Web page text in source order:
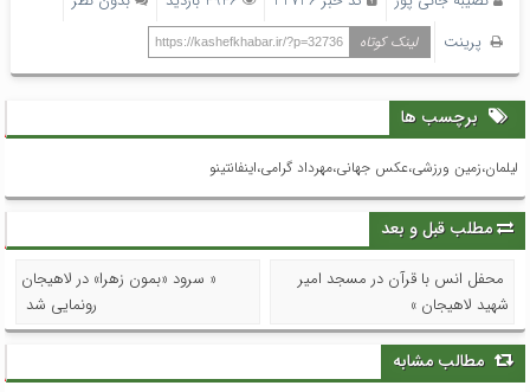
پرینت
لینک کوتاه https://kashefkhabar.ir/?p=32736
برچسب ها
لیلمان،زمین ورزشی،عکس جهانی،مهرداد گرامی،اینفانتینو
مطلب قبل و بعد
محفل انس با قرآن در مسجد امیر
شهید لاهیجان »
« سرود «بمون زهرا» در لاهیجان
رونمایی شد
مطالب مشابه